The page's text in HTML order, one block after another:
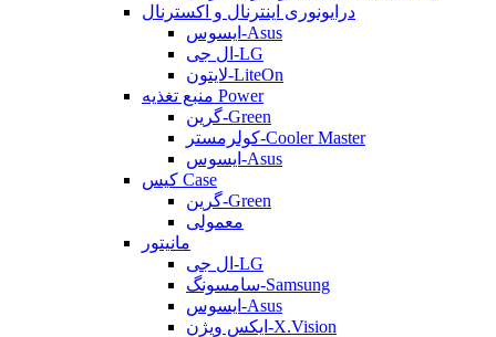
درایونوری اینترنال و اکسترنال
ایسوس-Asus
ال جی-LG
لایتون-LiteOn
منبع تغذیه Power
گرین-Green
کولرمستر-Cooler Master
ایسوس-Asus
کیس Case
گرین-Green
معمولی
مانیتور
ال جی-LG
سامسونگ-Samsung
ایسوس-Asus
ایکس ویژن-X.Vision